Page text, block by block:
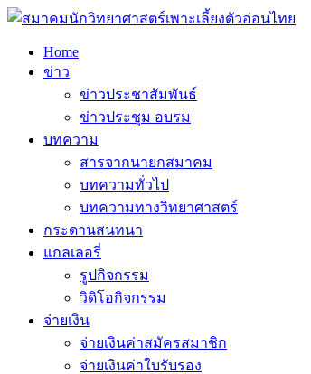
Home
ข่าว
ข่าวประชาสัมพันธ์
ข่าวประชุม อบรม
บทความ
สารจากนายกสมาคม
บทความทั่วไป
บทความทางวิทยาศาสตร์
กระดานสนทนา
แกลเลอรี่
รูปกิจกรรม
วิดิโอกิจกรรม
จ่ายเงิน
จ่ายเงินค่าสมัครสมาชิก
จ่ายเงินค่าใบรับรอง